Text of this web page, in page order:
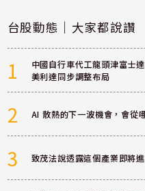
台股動態｜大家都說讚
1
中國自行車代工龍頭津富士
美利達同步調整布局
2 AI 散熱的下一波機會，會從
3 致茂法說透露這個產業即將